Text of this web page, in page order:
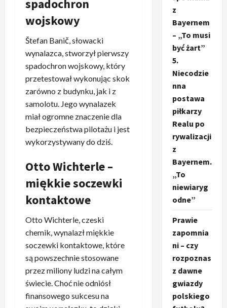
spadochron
wojskowy
Štefan Banič, słowacki
wynalazca, stworzył pierwszy
spadochron wojskowy, który
przetestował wykonując skok
zarówno z budynku, jak i z
samolotu. Jego wynalazek
miał ogromne znaczenie dla
bezpieczeństwa pilotażu i jest
wykorzystywany do dziś.
Otto Wichterle –
miękkie soczewki
kontaktowe
Otto Wichterle, czeski
chemik, wynalazł miękkie
soczewki kontaktowe, które
są powszechnie stosowane
przez miliony ludzi na całym
świecie. Choć nie odniósł
finansowego sukcesu na
z
Bayernem
– „To musi
być żart”
5.
Niecodzie
nna
postawa
piłkarzy
Realu po
rywalizacji
z
Bayernem.
„To
niewiaryg
odne”
Prawie
zapomnia
ni – czy
rozpoznas
z dawne
gwiazdy
polskiego